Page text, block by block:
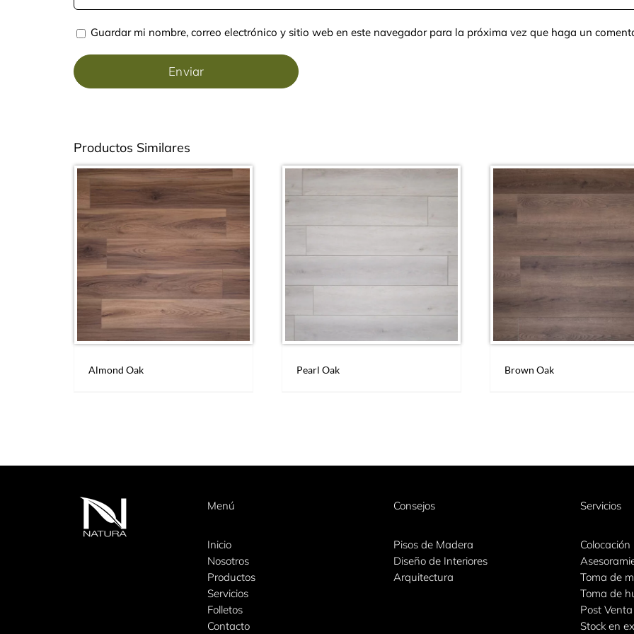
Guardar mi nombre, correo electrónico y sitio web en este navegador para la próxima vez que haga un
Productos Similares
Almond Oak Pearl Oak Brown Oak
Menú
Inicio
Nosotros
Productos
Servicios
Folletos
Contacto
Consejos
Pisos de Madera
Diseño de Interiores
Arquitectura
Servicios
Colocación
Toma de
Toma de
Post Venta
Stock en